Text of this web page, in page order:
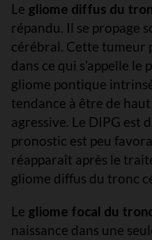
Le gliome diffus du
répandu. Il se propage
cérébral. Cette tumeur
dans ce qui s’appelle
gliome pontique
tendance à être de
agressive. Le DIPG est
pronostic est peu
réapparaît après le
gliome diffus du tronc
Le gliome focal du
naissance dans une